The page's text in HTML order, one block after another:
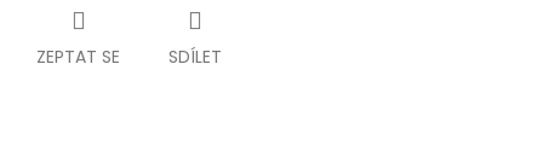
ZEPTAT SE SDÍLET